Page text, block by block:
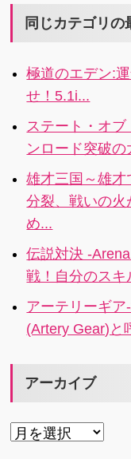
略する
同じカテゴリの
極道のエデン:
せ！5.1i...
ステート・オ
ンロード突破
雄才三国～雄
分裂、戦いの
め...
伝説対決 -
戦！自分のスキ
アーテリーギア
(Artery Gear)と
アーカイブ
ア